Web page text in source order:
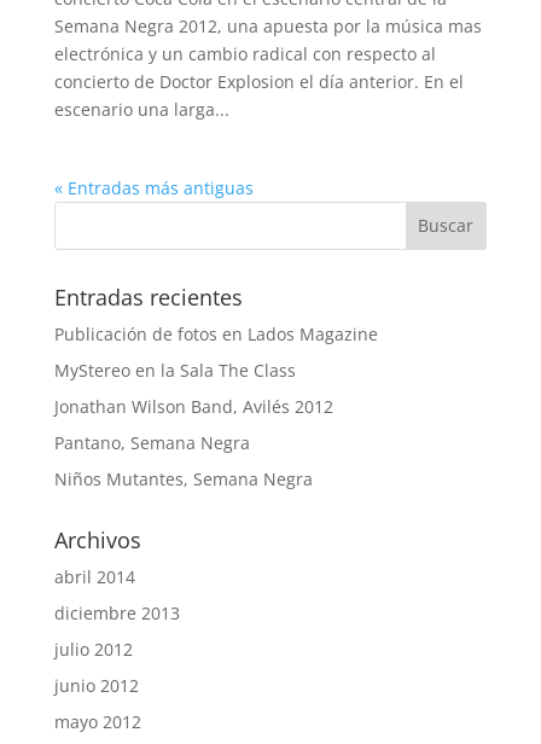
Semana Negra 2012, una apuesta por la música mas
electrónica y un cambio radical con respecto al
concierto de Doctor Explosion el día anterior. En el
escenario una larga...
« Entradas más antiguas
Entradas recientes
Publicación de fotos en Lados Magazine
MyStereo en la Sala The Class
Jonathan Wilson Band, Avilés 2012
Pantano, Semana Negra
Niños Mutantes, Semana Negra
Archivos
abril 2014
diciembre 2013
julio 2012
junio 2012
mayo 2012